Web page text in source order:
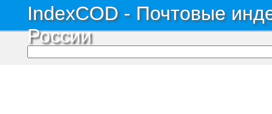
IndexCOD - Почтовые
России